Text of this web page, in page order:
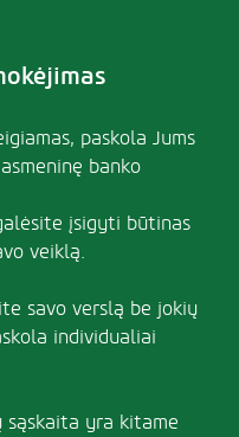
paskola Jums
banko
įsigyti būtinas
veiklą.
savo verslą be jokių
individualiai
sąskaita yra kitame